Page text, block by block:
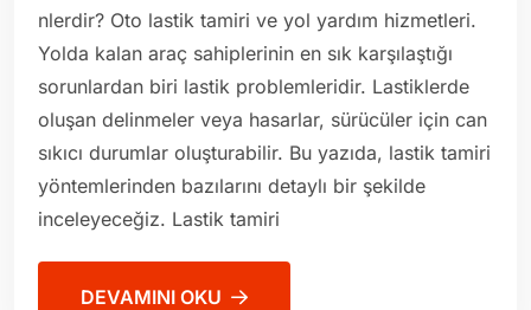
nlerdir? Oto lastik tamiri ve yol yardım hizmetleri.
Yolda kalan araç sahiplerinin en sık karşılaştığı
sorunlardan biri lastik problemleridir. Lastiklerde
oluşan delinmeler veya hasarlar, sürücüler için can
sıkıcı durumlar oluşturabilir. Bu yazıda, lastik tamiri
yöntemlerinden bazılarını detaylı bir şekilde
inceleyeceğiz. Lastik tamiri
DEVAMINI OKU